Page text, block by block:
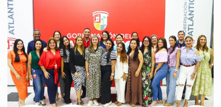
Y
POLITÉCNICO
GRANCOLOMBIANO
FORTALECEN
POLÍTICA
PÚBLICA
DE
SALUD
MENTAL